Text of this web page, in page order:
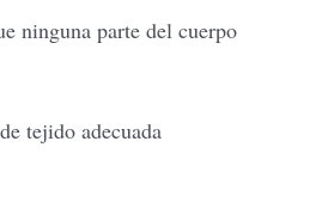
ninguna parte del cuerpo
tejido adecuada